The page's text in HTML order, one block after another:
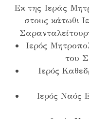
Εκ της Ιεράς
στους κάτωθι
Ιερός
του
Ιερός
Ιερός Ναός